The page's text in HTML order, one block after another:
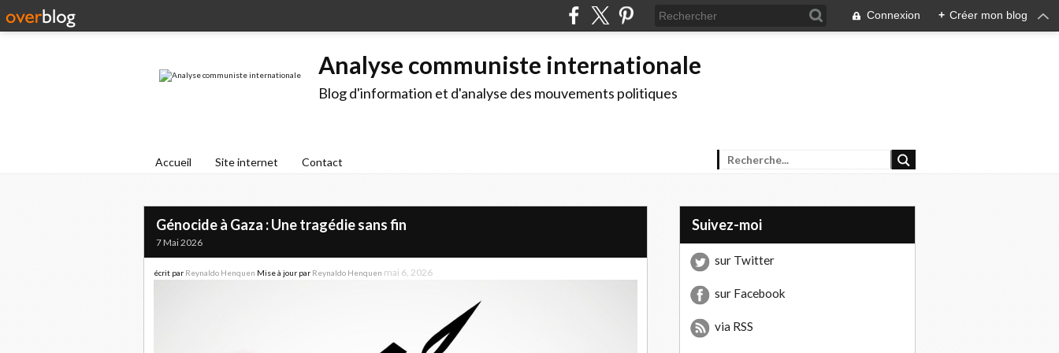
Connexion + Créer mon blog
Analyse communiste internationale
Blog d'information et d'analyse des mouvements politiques
Accueil Site internet Contact
Génocide à Gaza : Une tragédie sans fin
7 Mai 2026
écrit par Reynaldo Henquen Mise à jour par Reynaldo Henquen mai 6, 2026
Suivez-moi
sur Twitter
sur Facebook
via RSS